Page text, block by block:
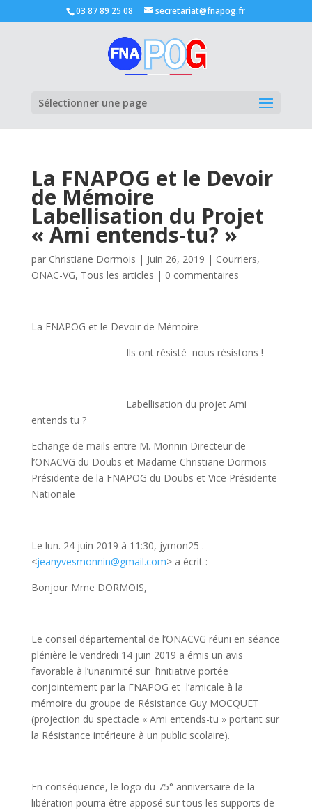
03 87 89 25 08 secretariat@fnapog.fr
Sélectionner une page
La FNAPOG et le Devoir
de Mémoire
Labellisation du Projet
« Ami entends-tu? »
par Christiane Dormois | Juin 26, 2019 | Courriers,
ONAC-VG, Tous les articles | 0 commentaires
La FNAPOG et le Devoir de Mémoire
Ils ont résisté nous résistons !
Labellisation du projet Ami
entends tu ?
Echange de mails entre M. Monnin Directeur de
l’ONACVG du Doubs et Madame Christiane Dormois
Présidente de la FNAPOG du Doubs et Vice Présidente
Nationale
Le lun. 24 juin 2019 à 11:30, jymon25 .
<jeanyvesmonnin@gmail.com> a écrit :
Bonjour Mme DORMOIS,
Le conseil départemental de l’ONACVG réuni en séance
plénière le vendredi 14 juin 2019 a émis un avis
favorable à l’unanimité sur l’initiative portée
conjointement par la FNAPOG et l’amicale à la
mémoire du groupe de Résistance Guy MOCQUET
(projection du spectacle « Ami entends-tu » portant sur
la Résistance intérieure à un public scolaire).
En conséquence, le logo du 75° anniversaire de la
libération pourra être apposé sur tous les supports de